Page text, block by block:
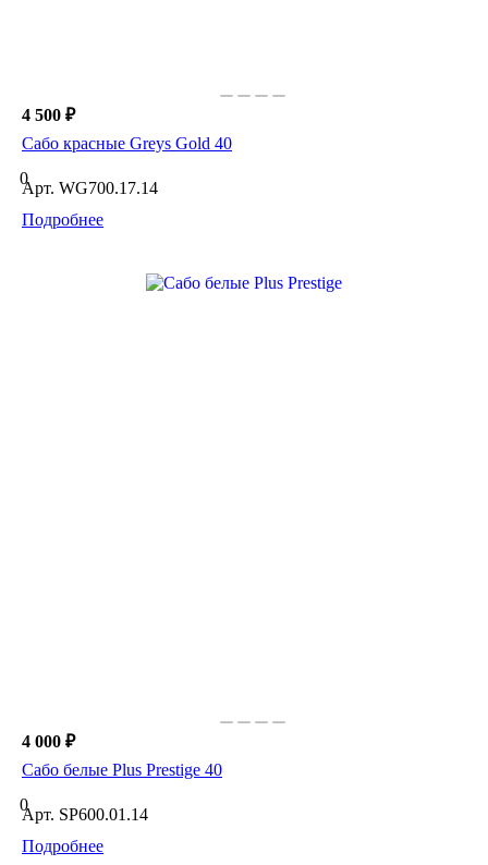
4 500 ₽
Сабо красные Greys Gold 40
0
Арт. WG700.17.14
Подробнее
4 000 ₽
Сабо белые Plus Prestige 40
0
Арт. SP600.01.14
Подробнее